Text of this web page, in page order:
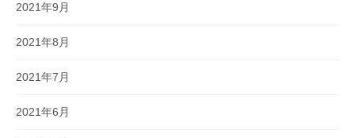
2021年9月
2021年8月
2021年7月
2021年6月